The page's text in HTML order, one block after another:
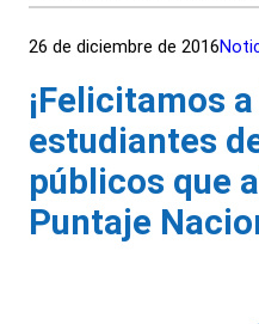
26 de diciembre de 2016
¡Felicitamos
estudiantes
públicos que
Puntaje